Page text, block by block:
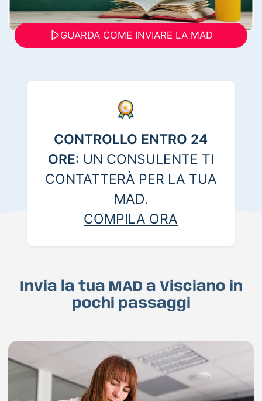
GUARDA COME INVIARE LA MAD
CONTROLLO ENTRO 24
ORE: UN CONSULENTE TI
CONTATTERÀ PER LA TUA
MAD.
COMPILA ORA
Invia la tua MAD a Visciano in
pochi passaggi